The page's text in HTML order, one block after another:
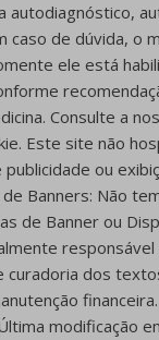
autodiagnóstico,
caso de dúvida, o
ele está
Consulte a
Este site não
ou
Banners: Não
de Banner ou
responsável
curadoria dos
modificação